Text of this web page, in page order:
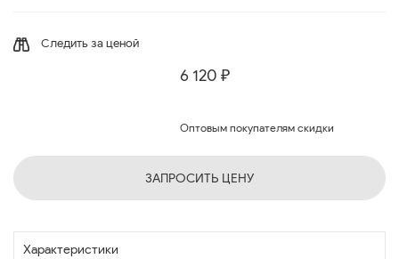
Следить за ценой
6 120 ₽
Оптовым покупателям скидки
ЗАПРОСИТЬ ЦЕНУ
Характеристики